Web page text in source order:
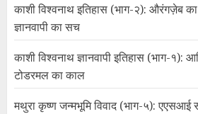
काशी विश्वनाथ इतिहास (भाग-२): औरंगज़ेब
ज्ञानवापी का सच
काशी विश्वनाथ ज्ञानवापी इतिहास (भाग-१):
टोडरमल का काल
मथुरा कृष्ण जन्मभूमि विवाद (भाग-५): एएसआई